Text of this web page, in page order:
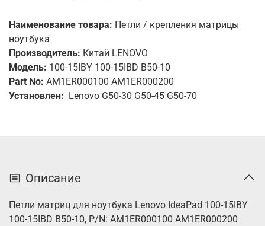
Наименование товара: Петли / крепления матрицы
ноутбука
Производитель: Китай LENOVO
Модель: 100-15IBY 100-15IBD B50-10
Part No: AM1ER000100 AM1ER000200
Установлен: Lenovo G50-30 G50-45 G50-70
Описание
Петли матриц для ноутбука Lenovo IdeaPad 100-15IBY
100-15IBD B50-10, P/N: AM1ER000100 AM1ER000200